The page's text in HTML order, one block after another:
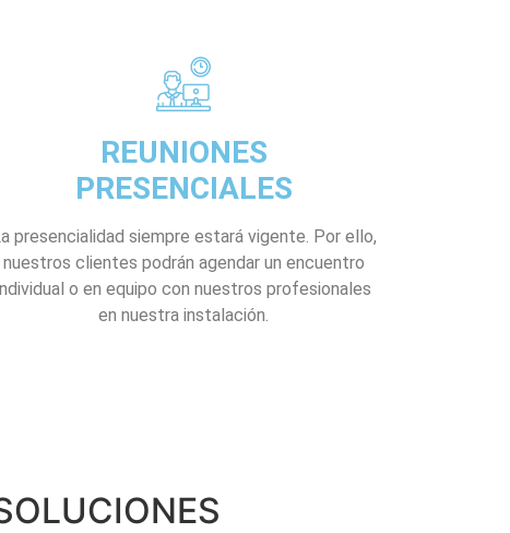
REUNIONES
PRESENCIALES
presencialidad siempre estará vigente. Por ello,
nuestros clientes podrán agendar un encuentro
o en equipo con nuestros profesionales
en nuestra instalación.